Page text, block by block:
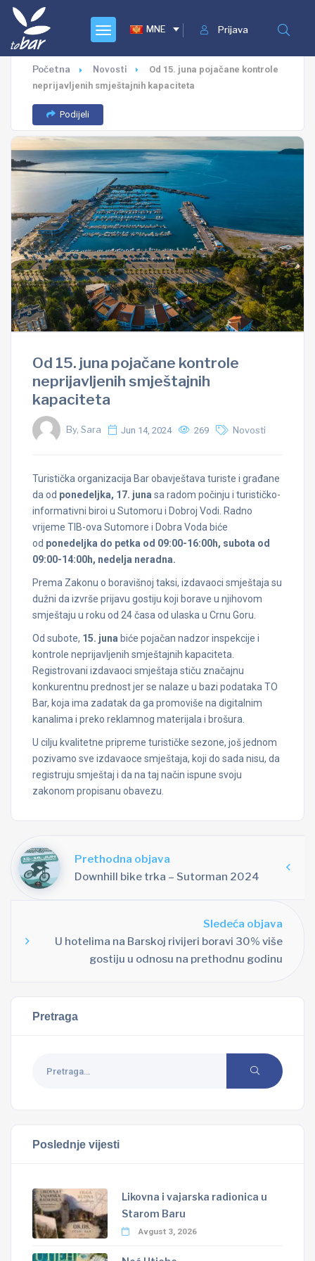
Prijava
MNE
Početna Novosti
Od 15. juna pojačane kontrole
neprijavljenih smještajnih kapaciteta
Podijeli
Od 15. juna pojačane kontrole
neprijavljenih smještajnih
kapaciteta
By, Sara Jun 14, 2024 269 Novosti
Turistička organizacija Bar obavještava turiste i građane
da od ponedeljka, 17. juna sa radom počinju i turističko-
informativni biroi u Sutomoru i Dobroj Vodi. Radno
vrijeme TIB-ova Sutomore i Dobra Voda biće
od ponedeljka do petka od 09:00-16:00h, subota od
09:00-14:00h, nedelja neradna.
Prema Zakonu o boravišnoj taksi, izdavaoci smještaja su
dužni da izvrše prijavu gostiju koji borave u njihovom
smještaju u roku od 24 časa od ulaska u Crnu Goru.
Od subote, 15. juna biće pojačan nadzor inspekcije i
kontrole neprijavljenih smještajnih kapaciteta.
Registrovani izdavaoci smještaja stiču značajnu
konkurentnu prednost jer se nalaze u bazi podataka TO
Bar, koja ima zadatak da ga promoviše na digitalnim
kanalima i preko reklamnog materijala i brošura.
U cilju kvalitetne pripreme turističke sezone, još jednom
pozivamo sve izdavaoce smještaja, koji do sada nisu, da
registruju smještaj i da na taj način ispune svoju
zakonom propisanu obavezu.
Prethodna objava
Downhill bike trka – Sutorman 2024
Sledeća objava
U hotelima na Barskoj rivijeri boravi 30% više
gostiju u odnosu na prethodnu godinu
Pretraga
Poslednje vijesti
Likovna i vajarska radionica u
Starom Baru
Avgust 3, 2026